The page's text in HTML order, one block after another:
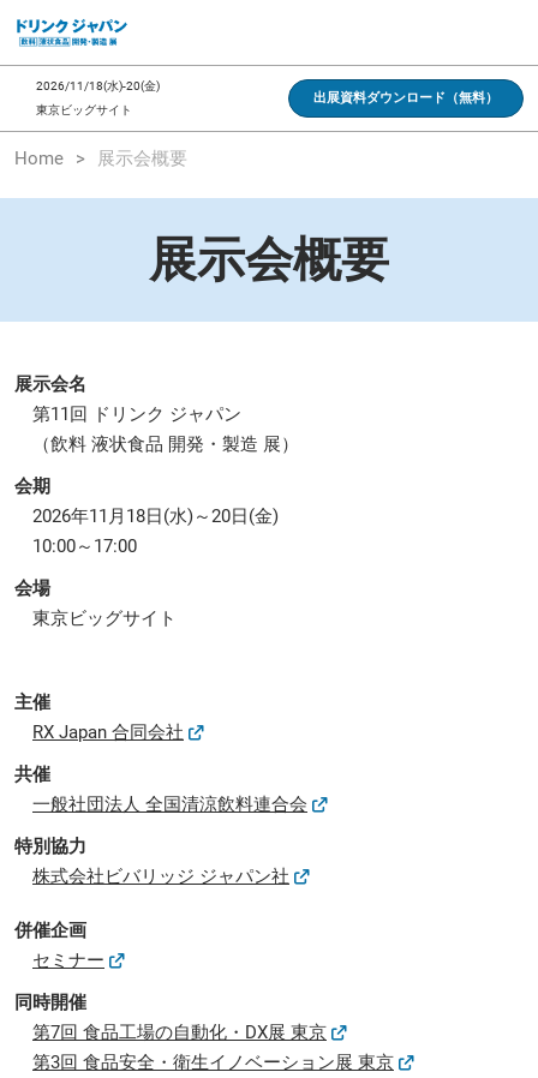
キ
ッ
し
て
進
2026/11/18(水)-20(金)
東京ビッグサイト
出展資料ダウンロード（無料）
Home 展示会概要
展示会概要
展示会名
第11回 ドリンク ジャパン
（飲料 液状食品 開発・製造 展）
会期
2026年11月18日(水)～20日(金)
10:00～17:00
会場
東京ビッグサイト
主催
RX Japan 合同会社
共催
一般社団法人 全国清涼飲料連合会
特別協力
株式会社ビバリッジ ジャパン社
併催企画
セミナー
同時開催
第7回 食品工場の自動化・DX展 東京
第3回 食品安全・衛生イノベーション展 東京